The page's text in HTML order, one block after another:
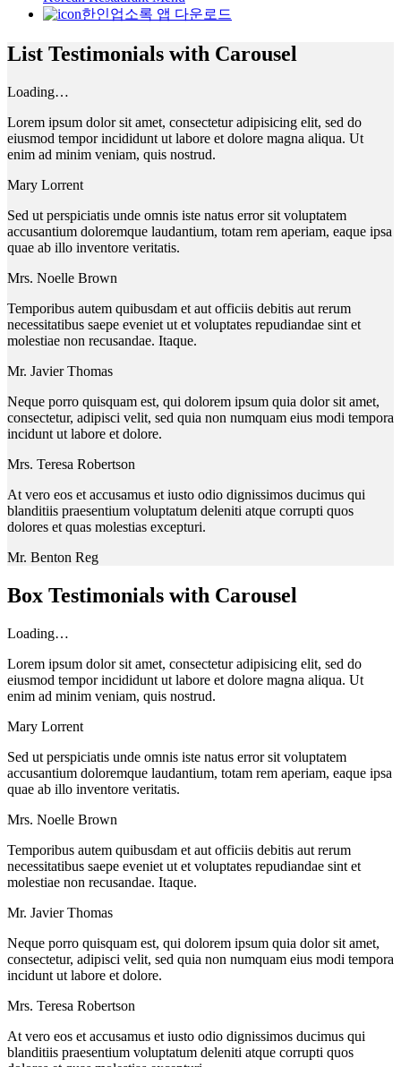
한인업소록 앱 다운로드
List Testimonials with Carousel
Loading…
Lorem ipsum dolor sit amet, consectetur adipisicing elit, sed do
eiusmod tempor incididunt ut labore et dolore magna aliqua. Ut
enim ad minim veniam, quis nostrud.
Mary Lorrent
Sed ut perspiciatis unde omnis iste natus error sit voluptatem
accusantium doloremque laudantium, totam rem aperiam, eaque ipsa
quae ab illo inventore veritatis.
Mrs. Noelle Brown
Temporibus autem quibusdam et aut officiis debitis aut rerum
necessitatibus saepe eveniet ut et voluptates repudiandae sint et
molestiae non recusandae. Itaque.
Mr. Javier Thomas
Neque porro quisquam est, qui dolorem ipsum quia dolor sit amet,
consectetur, adipisci velit, sed quia non numquam eius modi tempora
incidunt ut labore et dolore.
Mrs. Teresa Robertson
At vero eos et accusamus et iusto odio dignissimos ducimus qui
blanditiis praesentium voluptatum deleniti atque corrupti quos
dolores et quas molestias excepturi.
Mr. Benton Reg
Box Testimonials with Carousel
Loading…
Lorem ipsum dolor sit amet, consectetur adipisicing elit, sed do
eiusmod tempor incididunt ut labore et dolore magna aliqua. Ut
enim ad minim veniam, quis nostrud.
Mary Lorrent
Sed ut perspiciatis unde omnis iste natus error sit voluptatem
accusantium doloremque laudantium, totam rem aperiam, eaque ipsa
quae ab illo inventore veritatis.
Mrs. Noelle Brown
Temporibus autem quibusdam et aut officiis debitis aut rerum
necessitatibus saepe eveniet ut et voluptates repudiandae sint et
molestiae non recusandae. Itaque.
Mr. Javier Thomas
Neque porro quisquam est, qui dolorem ipsum quia dolor sit amet,
consectetur, adipisci velit, sed quia non numquam eius modi tempora
incidunt ut labore et dolore.
Mrs. Teresa Robertson
At vero eos et accusamus et iusto odio dignissimos ducimus qui
blanditiis praesentium voluptatum deleniti atque corrupti quos